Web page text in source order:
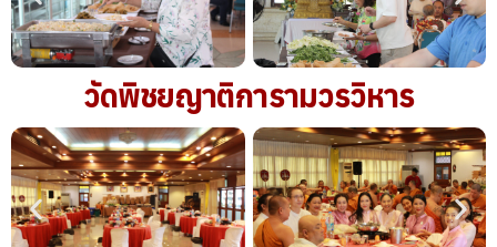
วัดพิชยญาติการามวรวิหาร